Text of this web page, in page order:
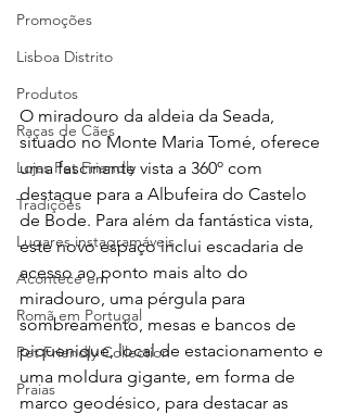
Promoções
Lisboa Distrito
Produtos
Raças de Cães
Lojas Pet Friendly
Tradições
Lugares instagramáveis
Acontece em
Romã em Portugal
Pet Friendly Collection
Praias
O miradouro da aldeia da Seada,
situado no Monte Maria Tomé, oferece
uma fascinante vista a 360º com
destaque para a Albufeira do Castelo
de Bode. Para além da fantástica vista,
este novo espaço inclui escadaria de
acesso ao ponto mais alto do
miradouro, uma pérgula para
sombreamento, mesas e bancos de
piquenique, local de estacionamento e
uma moldura gigante, em forma de
marco geodésico, para destacar as